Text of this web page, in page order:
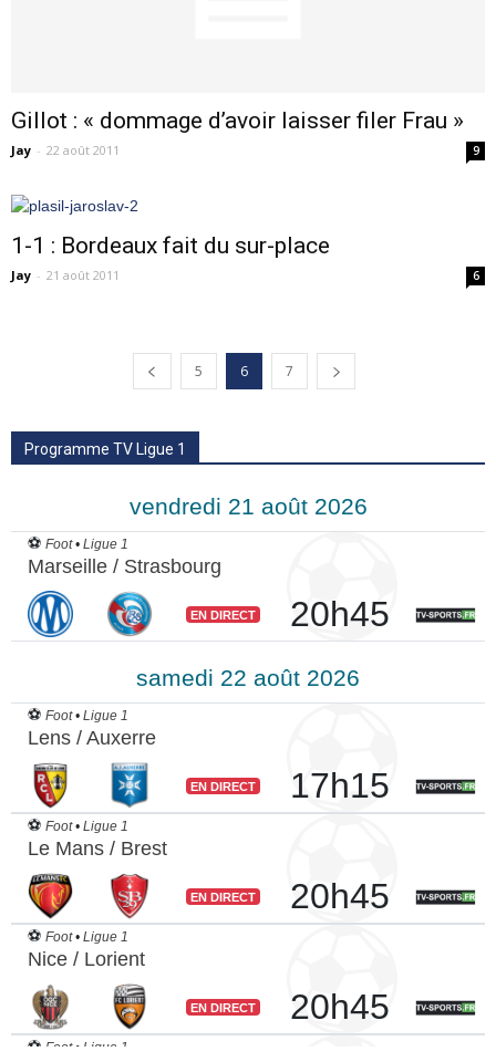
Gillot : « dommage d’avoir laisser filer Frau »
Jay - 22 août 2011 9
1-1 : Bordeaux fait du sur-place
Jay - 21 août 2011 6
5 6 7
Programme TV Ligue 1